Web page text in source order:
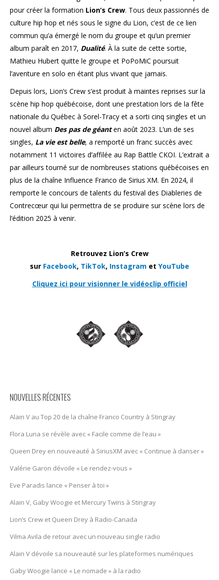
pour créer la formation Lion’s Crew. Tous deux passionnés de
culture hip hop et nés sous le signe du Lion, c’est de ce lien
commun qu’a émergé le nom du groupe et qu’un premier
album paraît en 2017, Dualité. À la suite de cette sortie,
Mathieu Hubert quitte le groupe et PoPoMiC poursuit
l’aventure en solo en étant plus vivant que jamais.
Depuis lors, Lion’s Crew s’est produit à maintes reprises sur la
scène hip hop québécoise, dont une prestation lors de la fête
nationale du Québec à Sorel-Tracy et a sorti cinq singles et un
nouvel album Des pas de géanten août 2023. L’un de ses
singles, La vie est belle, a remporté un franc succès avec
notamment 11 victoires d’affilée au Rap Battle CKOI. L’extrait a
par ailleurs tourné sur de nombreuses stations québécoises en
plus de la chaîne Influence Franco de Sirius XM. En 2024, il
remporte le concours de talents du festival des Diableries de
Contrecœur qui lui permettra de se produire sur scène lors de
l’édition 2025 à venir.
Retrouvez Lion’s Crew
sur Facebook, TikTok, Instagram et YouTube
Cliquez ici pour visionner le vidéoclip officiel
NOUVELLES RÉCENTES
Alain V au Top 20 de la chaîne Franco Country à Stingray
Flora Luna se révèle avec « Facile comme de l’eau »
Queen Drey en nouveauté à SiriusXM avec « Continue à danser »
Valérie Garon dévoile « Le rendez-vous »
Eve Paradis lance « Penser à toi »
Alain V, Gaby Woogie et Mercury Twïns à Stingray
Lion’s Crew et Queen Drey à Radio-Canada
Vilma Avila de retour avec un nouveau single radio
Alain V dévoile sa nouveauté sur les plateformes numériques
Gaby Woogie lance « Le nomade » à la radio